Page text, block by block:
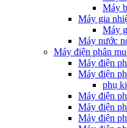
Máy
Máy gia
Máy
Máy nước
Máy điện phân
Máy điện
Máy điện
phụ
Máy điện
Máy điện
Máy điện